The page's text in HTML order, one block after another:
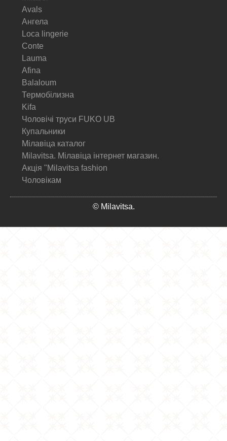
Avals
Ангела
Loca lingerie
Conte
Lauma
Afina
Balaloum
Термобілизна
Kifa
Чоловічі труси FUKO UB
Купальники
Мілавіца каталог
Milavitsa. Мілавіца інтернет магазин.
Акція "Milavitsa fashion
Чоловікам
© Milavitsa.